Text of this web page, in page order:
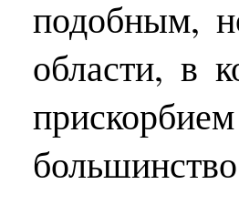
подобным,
области, в